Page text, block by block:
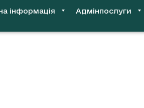
інформація Адмінпослуги